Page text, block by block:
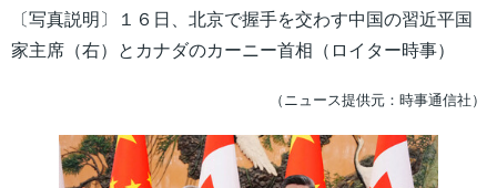
〔写真説明〕１６日、北京で握手を交わす中国の習近平国
家主席（右）とカナダのカーニー首相（ロイター時事）
（ニュース提供元：時事通信社）